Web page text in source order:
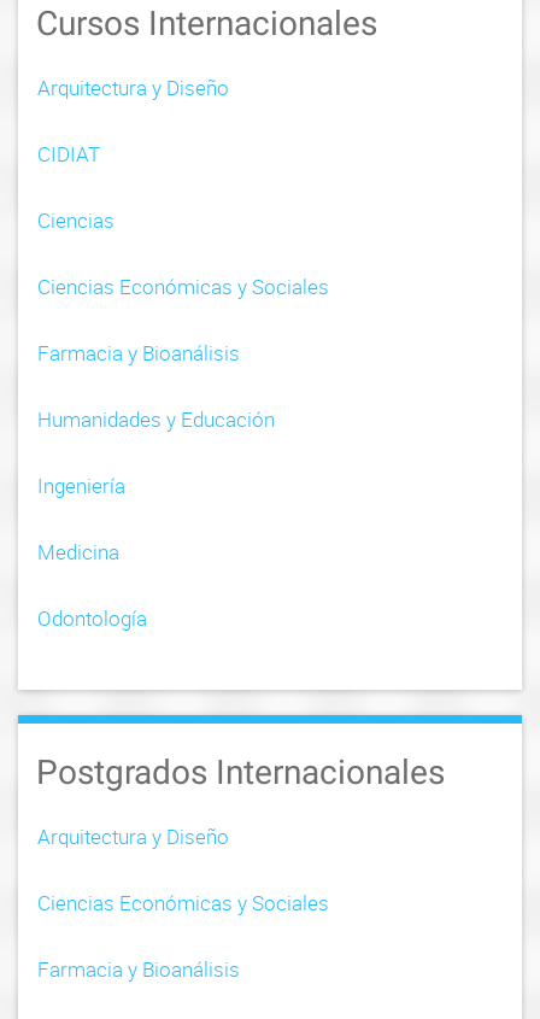
a
g
a
o
n
Cursos Internacionales
Arquitectura y Diseño
CIDIAT
Ciencias
Ciencias Económicas y Sociales
Farmacia y Bioanálisis
Humanidades y Educación
Ingeniería
Medicina
Odontología
Postgrados Internacionales
Arquitectura y Diseño
Ciencias Económicas y Sociales
Farmacia y Bioanálisis